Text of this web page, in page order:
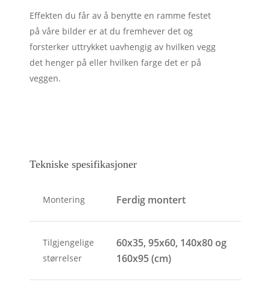
Effekten du får av å benytte en ramme festet
på våre bilder er at du fremhever det og
forsterker uttrykket uavhengig av hvilken vegg
det henger på eller hvilken farge det er på
veggen.
Tekniske spesifikasjoner
Montering Ferdig montert
Tilgjengelige
størrelser
60x35, 95x60, 140x80 og
160x95 (cm)